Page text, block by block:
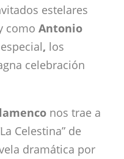
estelares
como Antonio
, los
celebración
nos trae a
Celestina” de
dramática por